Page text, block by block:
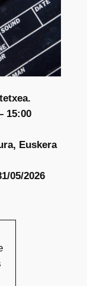
15:00
Euskera
05/2026